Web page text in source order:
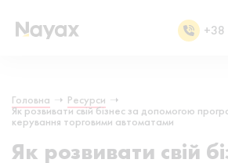
Головна ➝ Ресурси ➝
Як розвивати свій бізнес за допомогою
керування торговими автоматами
Як розвивати свій